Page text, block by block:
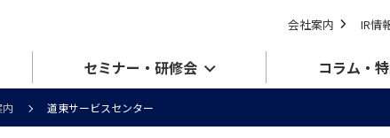
会社案内 IR情
セミナー・研修会 コラム・
道東サービスセンター